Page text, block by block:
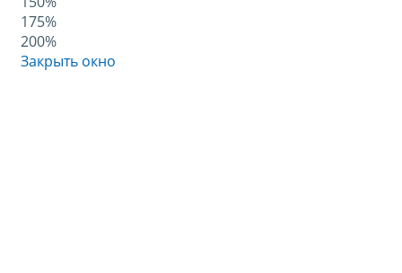
175%
200%
Закрыть окно